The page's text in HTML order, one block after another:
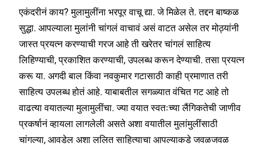
एकंदरीनं काय? मुलामुलींना भरपूर वाचू द्या. जे मिळेल ते. तद्दन बाष्कळ
सुद्धा. आपल्याला मुलांनी चांगलं वाचावं असं वाटत असेल तर मोठ्यांनी
जास्त प्रयत्न करण्याची गरज आहे ती खरेतर चांगलं साहित्य
लिहिण्याची, प्रकाशित करण्याची, उपलब्ध करून देण्याची. तसा प्रयत्न
करू या. अगदी बाल किंवा नवकुमार गटासाठी काही प्रमाणात तरी
साहित्य उपलब्ध होतं आहे. याबाबतील सगळ्यात वंचित गट आहे तो
वाढत्या वयातल्या मुलामुलींचा. ज्या वयात स्वतःच्या लैंगिकतेची जाणीव
प्रकर्षानं व्हायला लागलेली असते अशा वयातील मुलांमुलींसाठी
चांगल्या, आवडेल अशा ललित साहित्याचा आपल्याकडे जवळजवळ